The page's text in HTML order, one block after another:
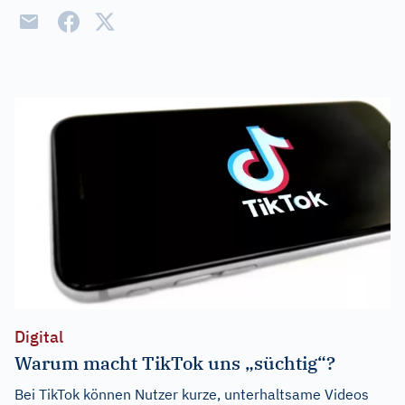
Digital
Warum macht TikTok uns „süchtig“?
Bei TikTok können Nutzer kurze, unterhaltsame Videos